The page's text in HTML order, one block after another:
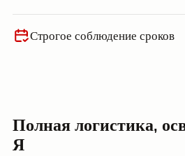
Строгое соблюдение сроков
Полная логистика,
Я